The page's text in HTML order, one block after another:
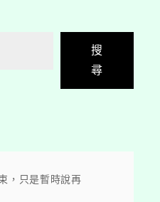
搜
尋
，只是暫時說再